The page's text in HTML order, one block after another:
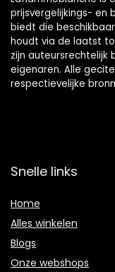
prijsvergelijkings- en
biedt die
houdt via de laatst
zijn auteursrechtelijk
eigenaren. Alle
respectievelijke
Snelle links
Home
Alles winkelen
Blogs
Onze webshops